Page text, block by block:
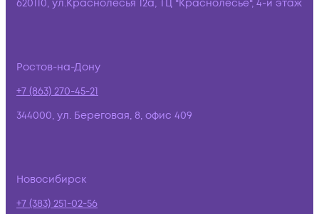
620110, ул.Краснолесья 12а, ТЦ "Краснолесье", 4-й этаж
Ростов-на-Дону
+7 (863) 270-45-21
344000, ул. Береговая, 8, офис 409
Новосибирск
+7 (383) 251-02-56